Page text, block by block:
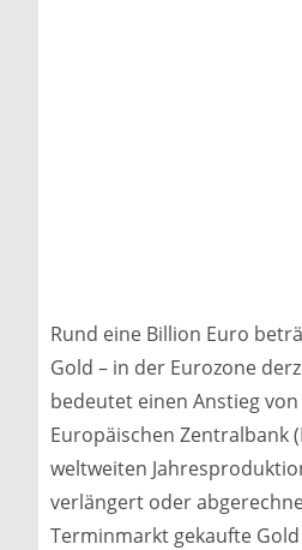
Rund eine Billion Euro
Gold – in der Eurozone
bedeutet einen Anstieg
Europäischen Zentralbank
weltweiten
verlängert oder
Terminmarkt gekaufte